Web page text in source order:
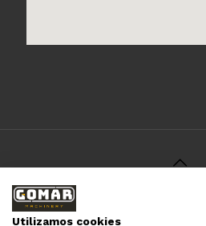
© 2021 Gomar Machinery -
Privacidad
Utilizamos cookies